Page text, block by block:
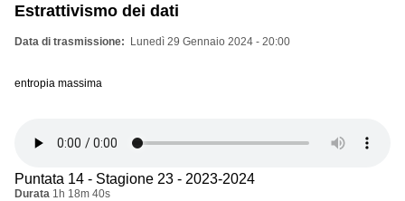
Estrattivismo dei dati
Data di trasmissione Lunedì 29 Gennaio 2024 - 20:00
entropia massima
Puntata 14 - Stagione 23 - 2023-2024
Durata 1h 18m 40s